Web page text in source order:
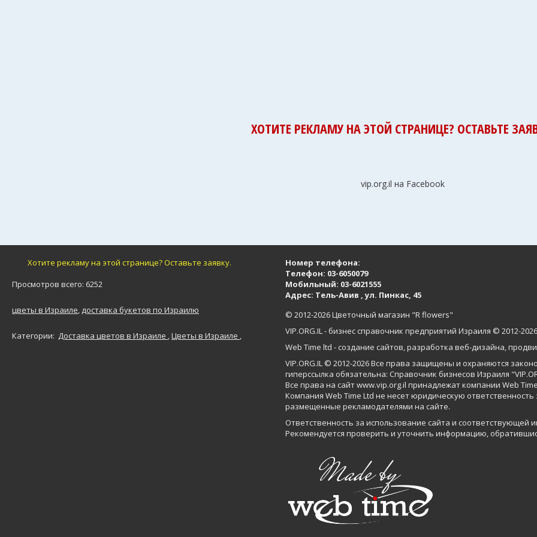
ХОТИТЕ РЕКЛАМУ НА ЭТОЙ СТРАНИЦЕ? ОСТАВЬТЕ
vip.org.il на Facebook
Хотите рекламу на этой странице? Оставьте заявку.
Просмотров всего: 6252
цветы в Израиле, доставка букетов по Израилю
Категории: Доставка цветов в Израиле ,Цветы в Израиле ,
Номер телефона:
Телефон: 03-6050079
Мобильный: 03-6021555
Адрес: Тель-Авив , ул. Пинкас, 45
© 2012-2026 Цветочный магазин "R flowers"
VIP.ORG.IL - бизнес справочник предприятий Израиля © 2012-
Web Time ltd - создание сайтов,разработка веб-дизайна,
VIP.ORG.IL © 2012-2026Все права защищены и охраняются
гиперссылка обязательна: Справочник бизнесов Израиля
Все права на сайт www.vip.org.il принадлежат компании Web
Компания Web Time Ltd не несет юридическую
размещенные рекламодателями на сайте.
Ответственность за использование сайта и
Рекомендуется проверить и уточнить информацию,